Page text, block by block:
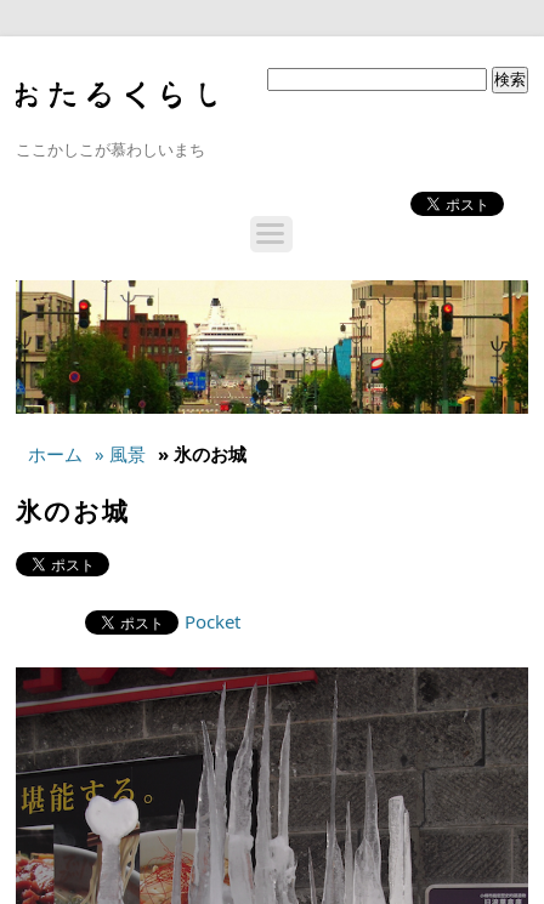
ここかしこが慕わしいまち
ホーム » 風景 » 氷のお城
氷のお城
Pocket